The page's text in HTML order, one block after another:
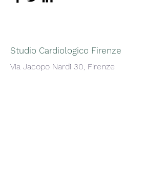
Studio Cardiologico Firenze
Via Jacopo Nardi 30, Firenze